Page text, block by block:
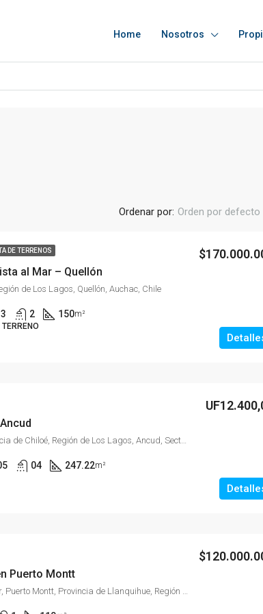
Home Nosotros
Ordenar por: Orden por defecto
DE TERRENOS
al Mar – Quellón
de Los Lagos, Quellón, Auchac, Chile
3 2 150m²
04 247.22m²
Puerto Montt
Villa El Sol, Puerta Sur, Puerto Montt, Provincia de Llanquihue, Región de Los Lagos, Chile, Puerto Montt, Cardonal Bajo, Chile